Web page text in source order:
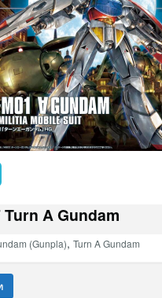
Turn A Gundam
(Gunpla), Turn A Gundam